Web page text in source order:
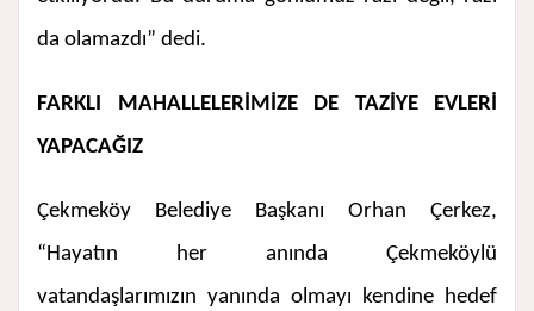
da olamazdı” dedi.
FARKLI MAHALLELERİMİZE DE TAZİYE EVLERİ
YAPACAĞIZ
Çekmeköy Belediye Başkanı Orhan Çerkez,
“Hayatın her anında Çekmeköylü
vatandaşlarımızın yanında olmayı kendine hedef